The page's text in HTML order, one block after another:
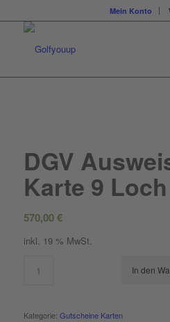
Mein Konto
DGV
Karte 9
570,00€
inkl. 19 % MwSt.
In den
Kategorie: Gutscheine Karten